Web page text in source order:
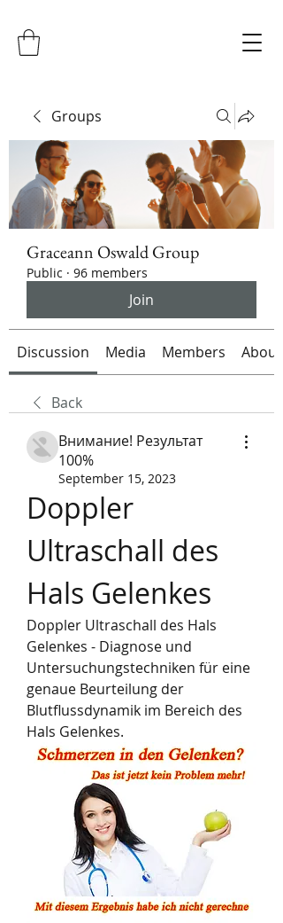
Groups
Graceann Oswald Group
Public · 96 members
Join
Discussion Media Members About
Back
Внимание! Результат
100%
September 15, 2023
Doppler
Ultraschall des
Hals Gelenkes
Doppler Ultraschall des Hals
Gelenkes - Diagnose und
Untersuchungstechniken für eine
genaue Beurteilung der
Blutflussdynamik im Bereich des
Hals Gelenkes.